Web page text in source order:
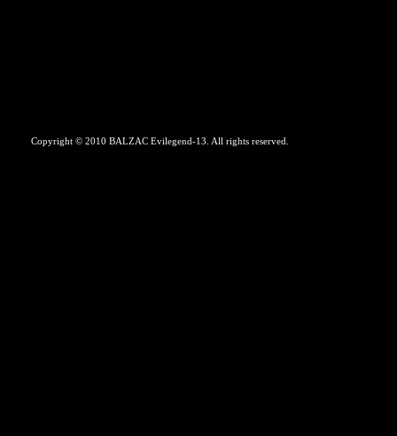
Copyright © 2010 BALZAC Evilegend-13. All rights reserved.